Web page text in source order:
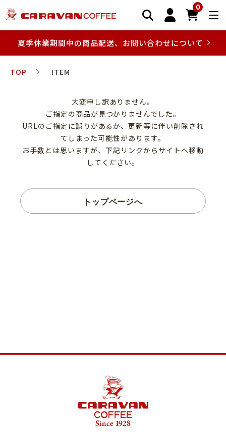
0
夏季休業期間中の商品配送、お問い合わせについて
TOP ITEM
大変申し訳ありません。
ご指定の商品が見つかりませんでした。
URLのご指定に誤りがあるか、更新等に伴い削除され
てしまった可能性があります。
お手数とは思いますが、下記リンクからサイトへ移動
してください。
トップページへ